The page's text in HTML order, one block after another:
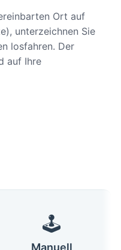
Ort auf
unterzeichnen Sie
losfahren. Der
auf Ihre
🕹️
Manuell